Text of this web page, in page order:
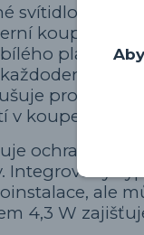
svítidlo Trio
koupelny.
plastu se
prostor,
koupelně.
ochranou
Integrovaný
ale
4,3 W